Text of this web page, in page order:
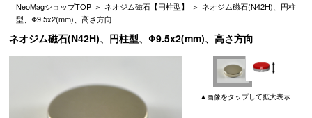
NeoMagショップTOP ＞ ネオジム磁石【円柱型】 ＞ ネオジム磁石(N42H)、円柱
型、Φ9.5x2(mm)、高さ方向
ネオジム磁石(N42H)、円柱型、Φ9.5x2(mm)、高さ方向
▲画像をタップして拡大表示